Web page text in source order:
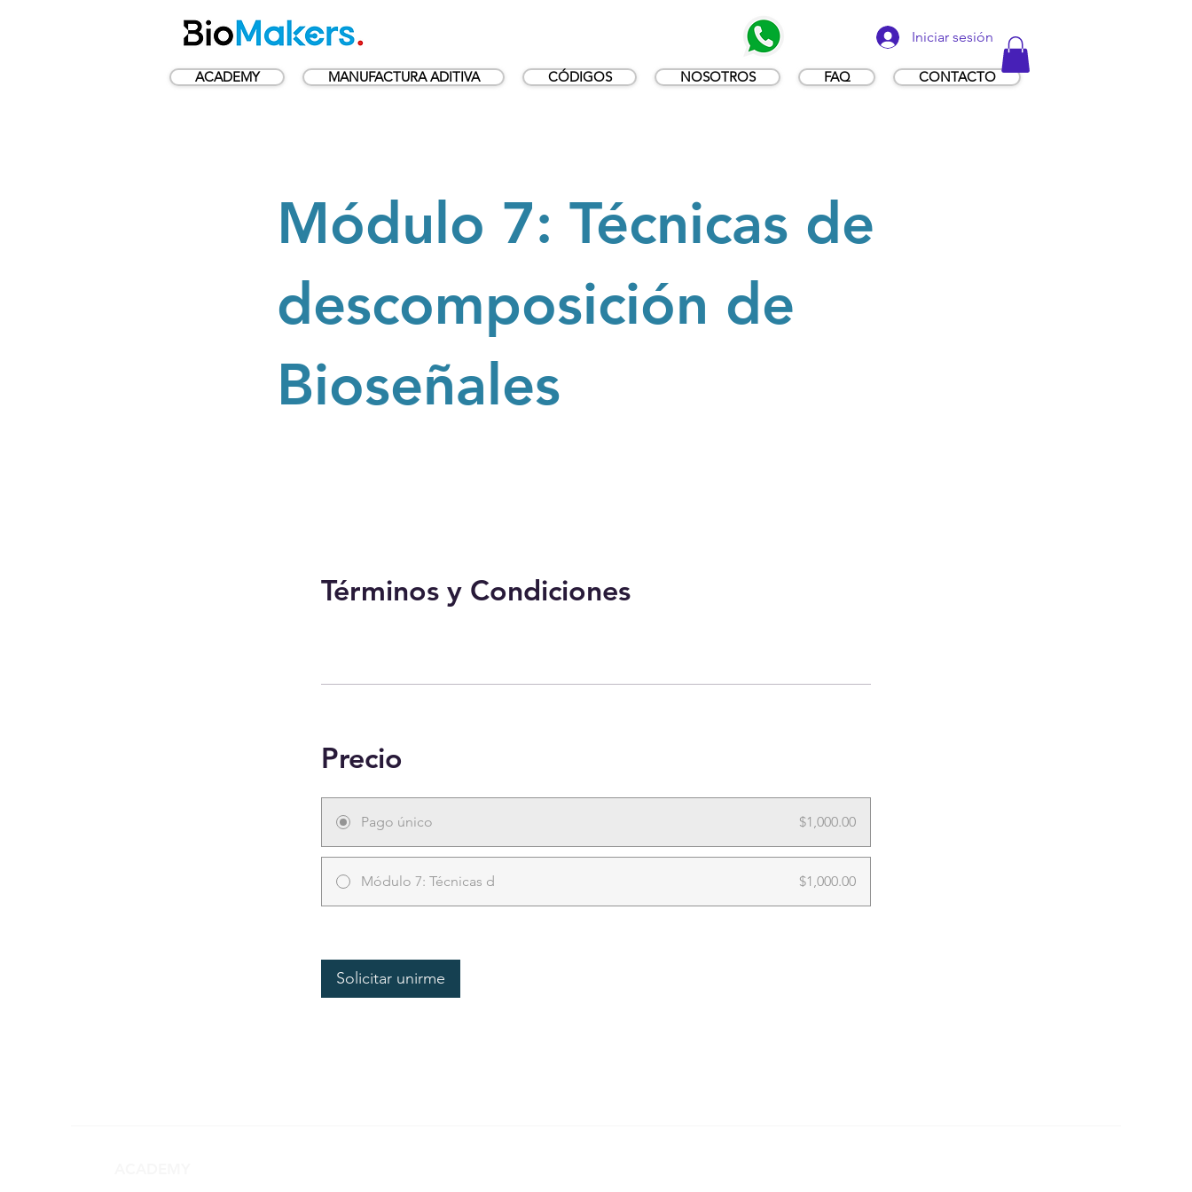
Iniciar sesión
ACADEMY MANUFACTURA ADITIVA CÓDIGOS NOSOTROS FAQ CONTACTO
Módulo 7: Técnicas de
descomposición de
Bioseñales
Términos y Condiciones
Precio
Pago único $1,000.00
Módulo 7: Técnicas d $1,000.00
Solicitar unirme